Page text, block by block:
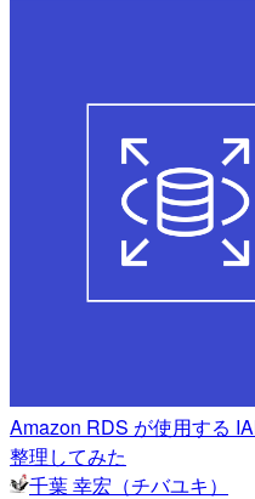
Amazon RDS が使用する
整理してみた
千葉 幸宏（チバユキ）